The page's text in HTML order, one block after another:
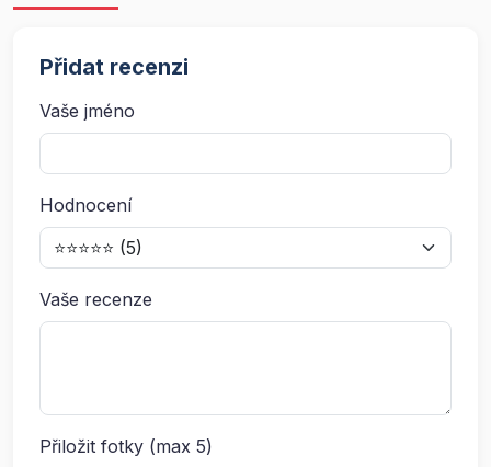
Přidat recenzi
Vaše jméno
Hodnocení
Vaše recenze
Přiložit fotky (max 5)